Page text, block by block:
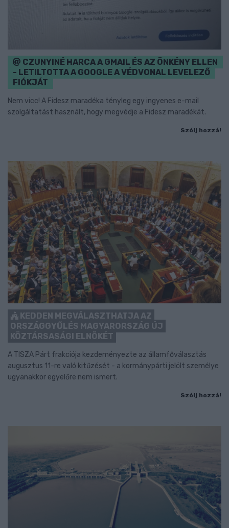
CZUNYINÉ HARCA A GMAIL ÉS AZ ÖNKÉNY ELLEN
- LETILTOTTA A GOOGLE A VÉDVONAL LEVELEZŐ
FIÓKJÁT
Nem vicc! A Fidesz maradéka tényleg egy ingyenes e-mail
szolgáltatást használt, hogy megvédje a Fidesz maradékát.
Szólj hozzá!
KEDDEN MEGVÁLASZTHATJA AZ
ORSZÁGGYŰLÉS MAGYARORSZÁG ÚJ
KÖZTÁRSASÁGI ELNÖKÉT
A TISZA Párt frakciója kezdeményezte az államfőválasztás
augusztus 11-re való kitűzését - a kormánypárti jelölt személye
ugyanakkor egyelőre nem ismert.
Szólj hozzá!